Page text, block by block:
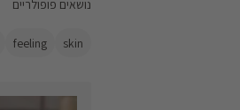
נושאים פופולריים
skin
feeling